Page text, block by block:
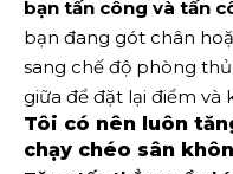
bạn tấn công và tấn
bạn đang gót chân
sang chế độ phòng
giữa để đặt lại điểm và
Tôi có nên luôn
chạy chéo sân